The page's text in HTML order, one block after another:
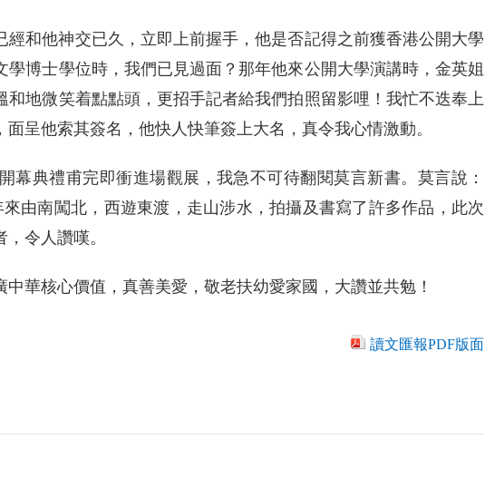
和他神交已久，立即上前握手，他是否記得之前獲香港公開大學
學博士學位時，我們已見過面？那年他來公開大學演講時，金英姐
地微笑着點點頭，更招手記者給我們拍照留影哩！我忙不迭奉上
呈他索其簽名，他快人快筆簽上大名，真令我心情激動。
幕典禮甫完即衝進場觀展，我急不可待翻閱莫言新書。莫言說：
由南闖北，西遊東渡，走山涉水，拍攝及書寫了許多作品，此次
令人讚嘆。
華核心價值，真善美愛，敬老扶幼愛家國，大讚並共勉！
讀文匯報PDF版面